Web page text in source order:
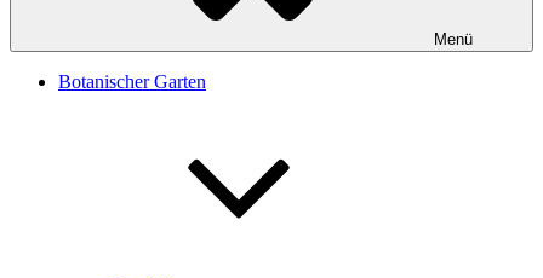
Menü
Botanischer Garten